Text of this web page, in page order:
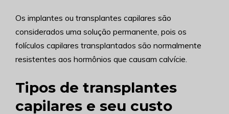
Os implantes ou transplantes capilares são
considerados uma solução permanente, pois os
folículos capilares transplantados são normalmente
resistentes aos hormônios que causam calvície.
Tipos de transplantes
capilares e seu custo